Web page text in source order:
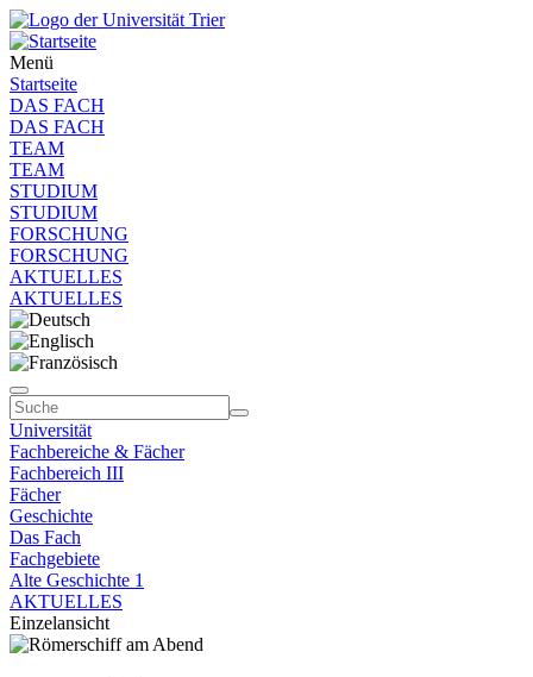
Menü
Startseite
DAS FACH
DAS FACH
TEAM
TEAM
STUDIUM
STUDIUM
FORSCHUNG
FORSCHUNG
AKTUELLES
AKTUELLES
Universität
Fachbereiche & Fächer
Fachbereich III
Fächer
Geschichte
Das Fach
Fachgebiete
Alte Geschichte 1
AKTUELLES
Einzelansicht